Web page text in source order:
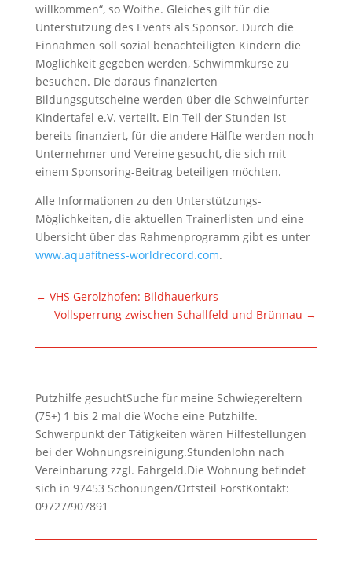
willkommen“, so Woithe. Gleiches gilt für die
Unterstützung des Events als Sponsor. Durch die
Einnahmen soll sozial benachteiligten Kindern die
Möglichkeit gegeben werden, Schwimmkurse zu
besuchen. Die daraus finanzierten
Bildungsgutscheine werden über die Schweinfurter
Kindertafel e.V. verteilt. Ein Teil der Stunden ist
bereits finanziert, für die andere Hälfte werden noch
Unternehmer und Vereine gesucht, die sich mit
einem Sponsoring-Beitrag beteiligen möchten.
Alle Informationen zu den Unterstützungs-
Möglichkeiten, die aktuellen Trainerlisten und eine
Übersicht über das Rahmenprogramm gibt es unter
www.aquafitness-worldrecord.com.
← VHS Gerolzhofen: Bildhauerkurs
Vollsperrung zwischen Schallfeld und Brünnau →
Putzhilfe gesuchtSuche für meine Schwiegereltern
(75+) 1 bis 2 mal die Woche eine Putzhilfe.
Schwerpunkt der Tätigkeiten wären Hilfestellungen
bei der Wohnungsreinigung.Stundenlohn nach
Vereinbarung zzgl. Fahrgeld.Die Wohnung befindet
sich in 97453 Schonungen/Ortsteil ForstKontakt:
09727/907891